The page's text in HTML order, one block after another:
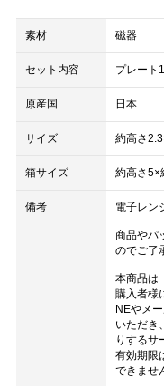
素材 磁器
セット内容 プレー
原産国 日本
サイズ 約高さ
箱サイズ 約高さ5×
備考 電子レン
商品やパ
のでご了
本商品は
購入者様
NEやメ
いただき
りするサ
有効期限
できませ